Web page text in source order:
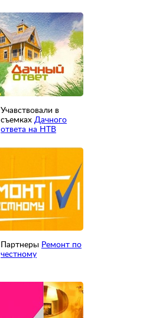
Учавствовали в
съемках Дачного
ответа на НТВ
Партнеры Ремонт по
честному